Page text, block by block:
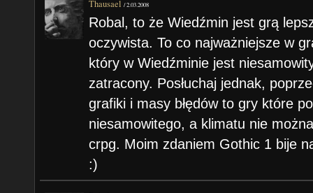
Thausael /2.03.2008
Robal, to że Wiedźmin jest grą
oczywista. To co najważniejsze w
który w Wiedźminie jest
zatracony. Posłuchaj jednak,
grafiki i masy błędów to gry które
niesamowitego, a klimatu nie
crpg. Moim zdaniem Gothic 1 bije
:)